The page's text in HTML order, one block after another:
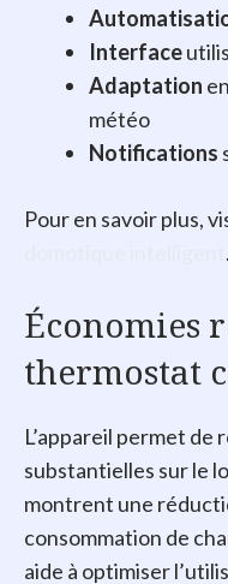
Interface
Adaptation
météo
Notifications
Pour en savoir plus,
.
Économies
thermostat
L’appareil permet de
substantielles sur le
montrent une
consommation de
aide à optimiser